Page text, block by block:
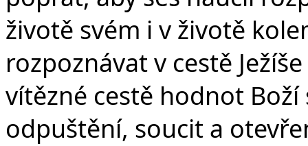
životě svém i v životě
rozpoznávat v cestě
vítězné cestě hodnot
odpuštění, soucit a